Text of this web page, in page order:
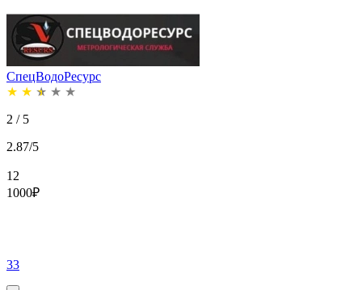
СпецВодоРесурс
★ ★ ★ ★ ★
2 / 5
2.87/5
12
1000₽
33